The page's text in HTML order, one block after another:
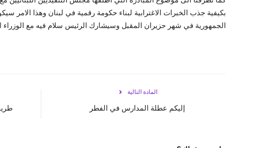
بكيفية جذب الخبرات الاغترابية لبناء حكومة رقمية في لبنان وهذا الامر
الجمهورية في شهر حزيران المقبل وسيشارك الرئيس سلام فيه مع الوزراء
المادة التالية
إليكم عطلة المدارس في الفطر